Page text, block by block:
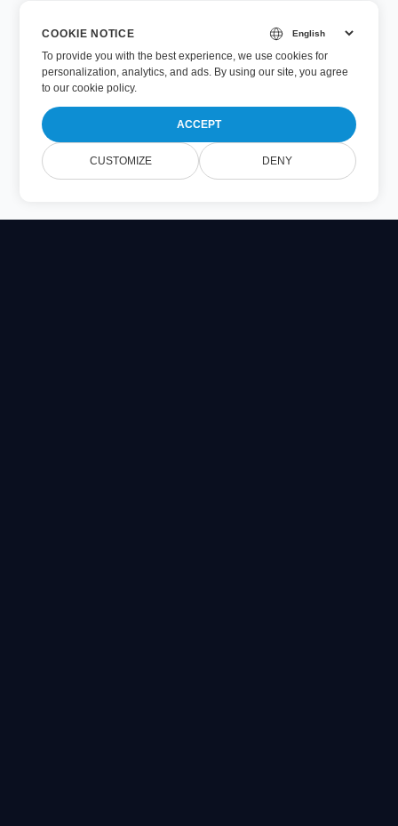
COOKIE NOTICE
To provide you with the best experience, we use cookies for
personalization, analytics, and ads. By using our site, you agree
toour cookie policy.
ACCEPT
CUSTOMIZE DENY